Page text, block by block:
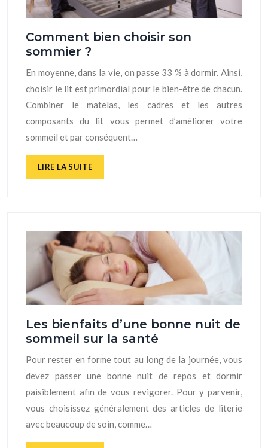
Comment bien choisir son
sommier ?
En moyenne, dans la vie, on passe 33 % à dormir. Ainsi,
choisir le lit est primordial pour le bien-être de chacun.
Combiner le matelas, les cadres et les autres
composants du lit vous permet d’améliorer votre
sommeil et par conséquent…
LIRE LA SUITE
Les bienfaits d’une bonne nuit de
sommeil sur la santé
Pour rester en forme tout au long de la journée, vous
devez passer une bonne nuit de repos et dormir
paisiblement afin de vous revigorer. Pour y parvenir,
vous choisissez généralement des articles de literie
avec beaucoup de soin, comme…